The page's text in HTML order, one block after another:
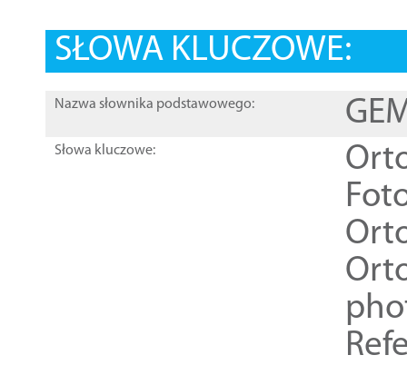
SŁOWA KLUCZOWE:
Nazwa słownika podstawowego:
Słowa kluczowe: